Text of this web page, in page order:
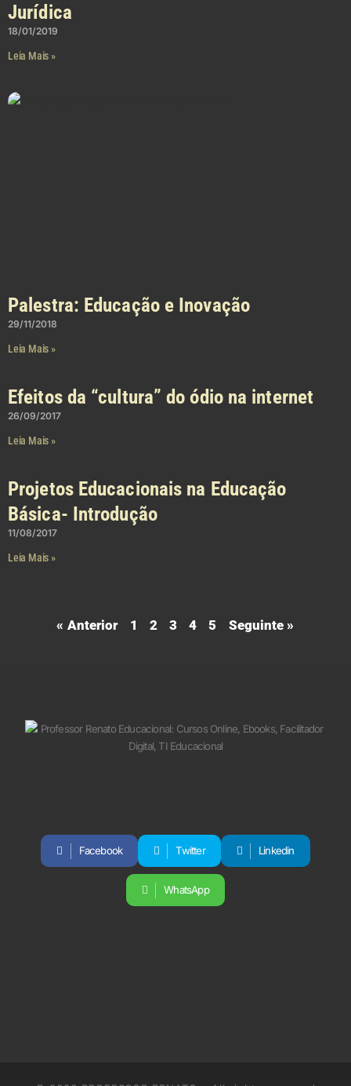
Jurídica
18/01/2019
Leia Mais »
Palestra: Educação e Inovação
29/11/2018
Leia Mais »
Efeitos da “cultura” do ódio na internet
26/09/2017
Leia Mais »
Projetos Educacionais na Educação
Básica- Introdução
11/08/2017
Leia Mais »
« Anterior 1 2 3 4 5 Seguinte »
Facebook Twitter Linkedin
WhatsApp